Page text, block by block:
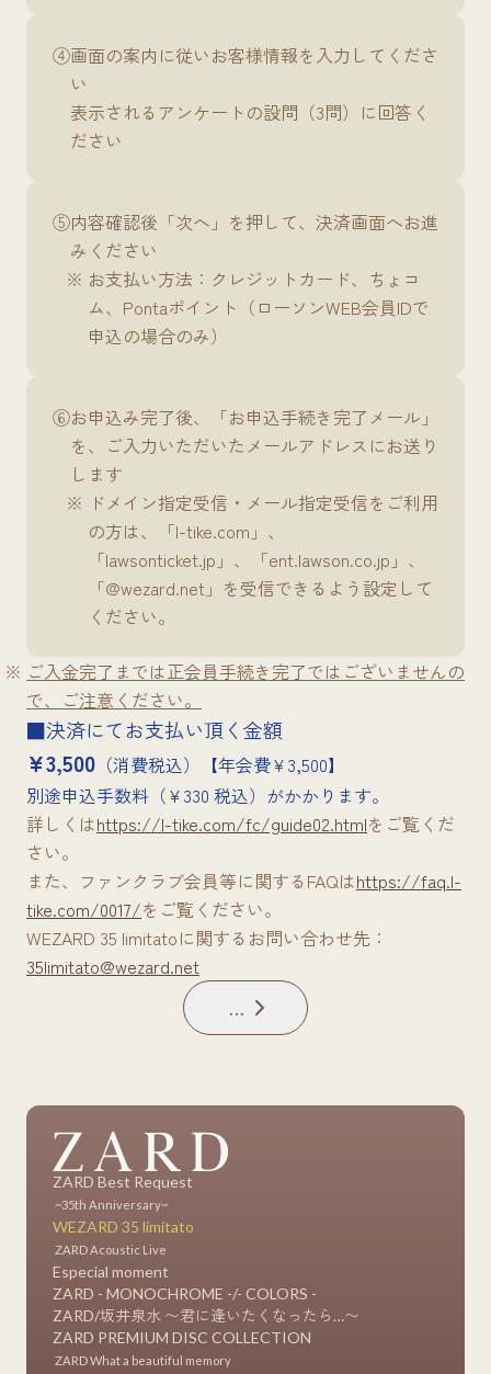
④画面の案内に従いお客様情報を入力してくださ
い
表示されるアンケートの設問（3問）に回答く
ださい
⑤内容確認後「次へ」を押して、決済画面へお進
みください
お支払い方法：クレジットカード、ちょコ
ム、Pontaポイント（ローソンWEB会員IDで
申込の場合のみ）
⑥お申込み完了後、「お申込手続き完了メール」
を、ご入力いただいたメールアドレスにお送り
します
ドメイン指定受信・メール指定受信をご利用
の方は、「l-tike.com」、
「lawsonticket.jp」、「ent.lawson.co.jp」、
「@wezard.net」を受信できるよう設定して
ください。
ご入金完了までは正会員手続き完了ではございませんの
で、ご注意ください。
■決済にてお支払い頂く金額
¥3,500 （消費税込）【年会費¥3,500】
別途申込手数料（¥330 税込）がかかります。
詳しくはhttps://l-tike.com/fc/guide02.htmlをご覧くだ
さい。
また、ファンクラブ会員等に関するFAQはhttps://faq.l-
tike.com/0017/をご覧ください。
WEZARD 35 limitatoに関するお問い合わせ先：
35limitato@wezard.net
戻る
ZARD Best Request
~35th Anniversary~
WEZARD 35 limitato
ZARD Acoustic Live
Especial moment
ZARD - MONOCHROME -/- COLORS -
ZARD/坂井泉水 〜君に逢いたくなったら…〜
ZARD PREMIUM DISC COLLECTION
ZARD What a beautiful memory